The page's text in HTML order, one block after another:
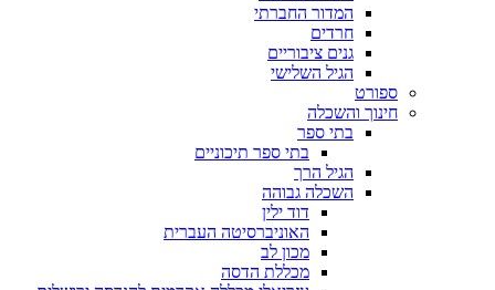
המדור החברתי
חרדים
גנים ציבוריים
הגיל השלישי
ספורט
חינוך והשכלה
בתי ספר
בתי ספר תיכוניים
הגיל הרך
השכלה גבוהה
דוד ילין
האוניברסיטה העברית
מכון לב
מכללת הדסה